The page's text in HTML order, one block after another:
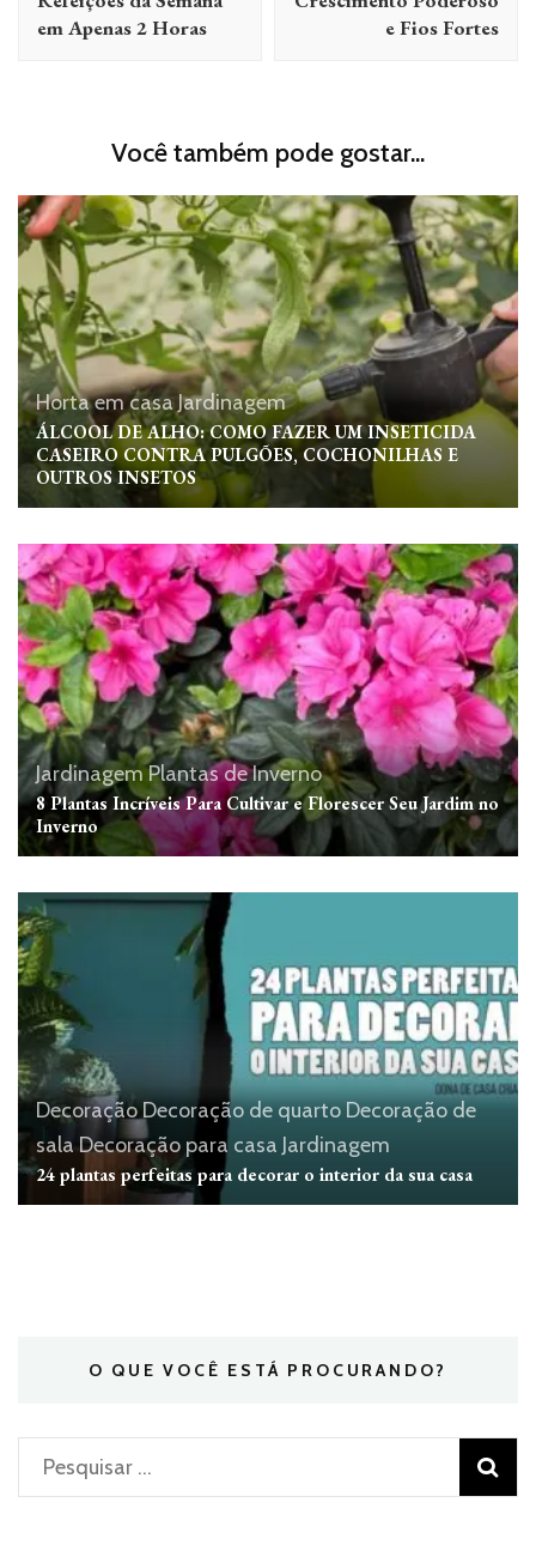
em Apenas 2 Horas
e Fios Fortes
Você também pode gostar...
Horta em casa Jardinagem
ÁLCOOL DE ALHO: COMO FAZER UM INSETICIDA
CASEIRO CONTRA PULGÕES, COCHONILHAS E
OUTROS INSETOS
JardinagemPlantas de Inverno
8 Plantas Incríveis Para Cultivar e Florescer Seu Jardim no
Inverno
DecoraçãoDecoração de quarto Decoração de
salaDecoração para casa Jardinagem
24 plantas perfeitas para decorar o interior da sua casa
O QUE VOCÊ ESTÁ PROCURANDO?
Pesquisar
por: